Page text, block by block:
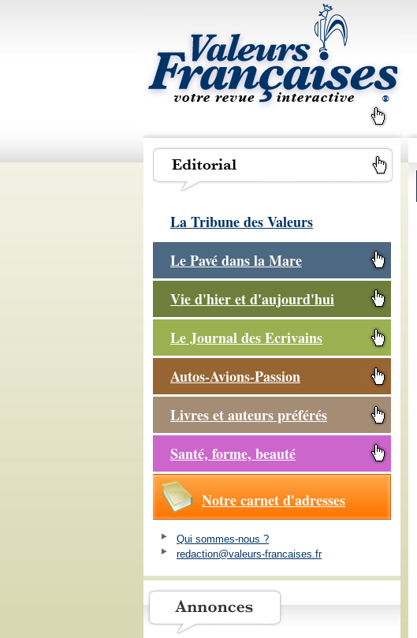
La Tribune des Valeurs
Le Pavé dans la Mare
Vie d'hier et d'aujourd'hui
Le Journal des Ecrivains
Autos-Avions-Passion
Livres et auteurs préférés
Santé, forme, beauté
Notre carnet d'adresses
Qui sommes-nous ?
redaction@valeurs-francaises.fr